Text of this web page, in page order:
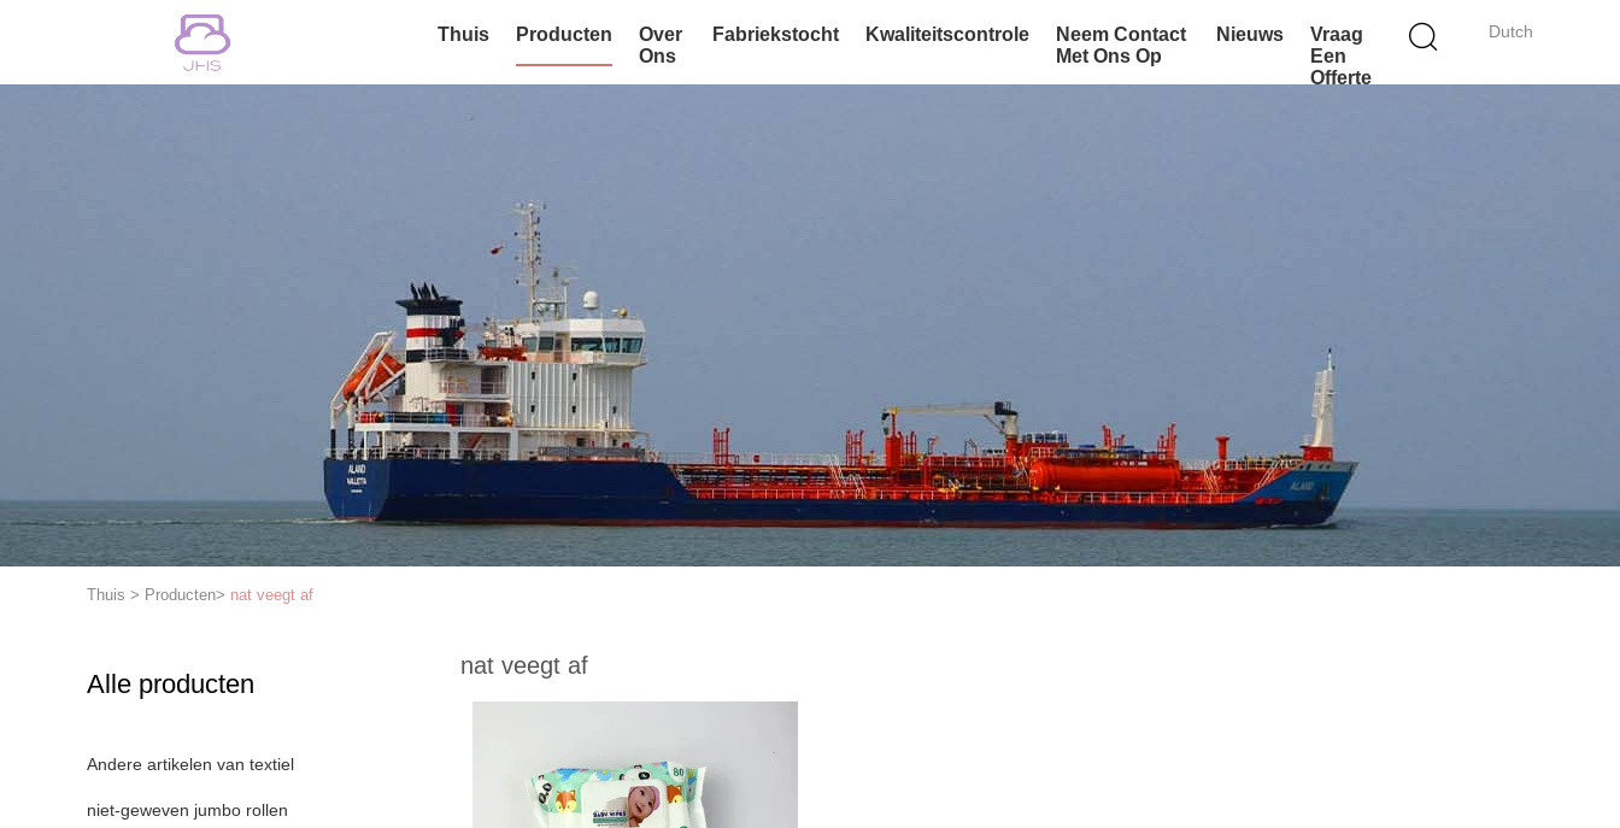
Dutch
Thuis Producten
Over
Ons
Fabriekstocht Kwaliteitscontrole
Neem Contact
Met Ons Op
Nieuws
Vraag
Een
Offerte
Thuis > Producten> nat veegt af
Alle producten
Andere artikelen van textiel
niet-geweven jumbo rollen
nat veegt af